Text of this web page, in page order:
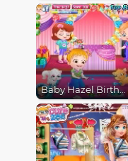
Baby Hazel Birthday Surprise